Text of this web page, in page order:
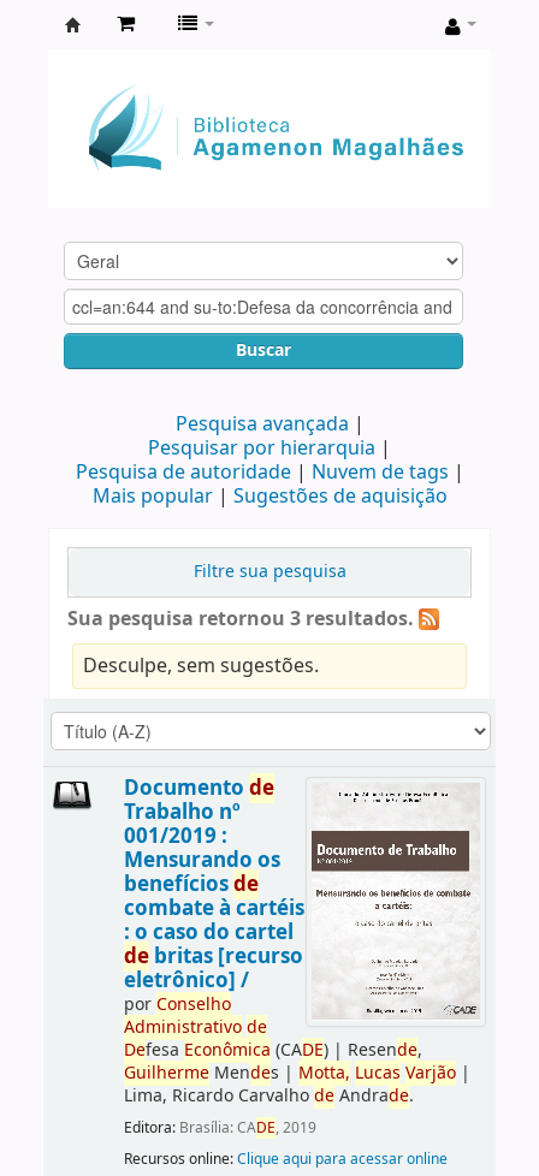
Agamenon
Magalhães
Buscar
Pesquisa avançada
Pesquisar por hierarquia
Pesquisa de autoridade
Nuvem de tags
Mais popular
Sugestões de aquisição
Filtre sua pesquisa
Sua pesquisa retornou 3 resultados.
Desculpe, sem sugestões.
Documento de
Trabalho nº
001/2019 :
Mensurando os
benefíciosde
combate à cartéis
: o caso do cartel
debritas [recurso
eletrônico] /
porConselho
Administrativo de
Defesa Econômica (CADE)| Resende,
GuilhermeMendes | Motta, Lucas Varjão|
Lima, Ricardo CarvalhodeAndrade.
Editora: Brasília: CADE, 2019
Recursos online:Clique aqui para acessar online